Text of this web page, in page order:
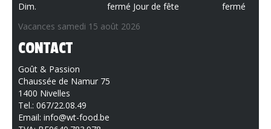
Dim.
fermé Jour de fête
fermé
Vacances samedi 15 août 2026
CONTACT
Goût & Passion
Chaussée de Namur 75
1400 Nivelles
Tel.: 067/22.08.49
Email: info@wt-food.be